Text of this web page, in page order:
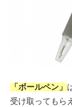
「ボールペン」
受け取ってもら